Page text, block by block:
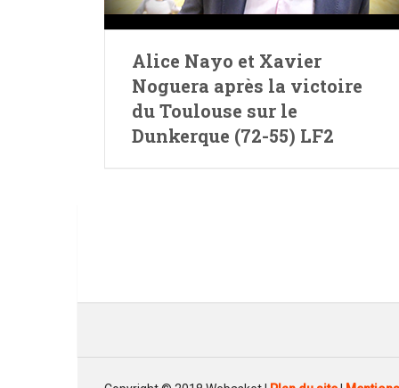
Alice Nayo et Xavier
Noguera après la victoire
du Toulouse sur le
Dunkerque (72-55) LF2